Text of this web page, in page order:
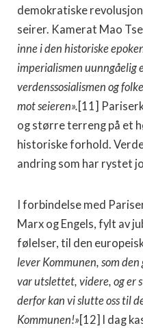
demokratiske
seirer. Kamerat Mao
inne i den historiske
imperialismen uunngåelig
verdenssosialismen og
mot seieren». [11]
og større terreng på et
historiske forhold.
andring som har rystet
I forbindelse med
Marx og Engels, fylt av
følelser, til den
lever Kom­munen, som
var ut­slettet, videre, og er
derfor kan vi slutte oss til
Kommunen!» [12]
I dag